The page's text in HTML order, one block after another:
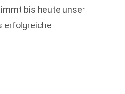
bis heute unser
erfolgreiche